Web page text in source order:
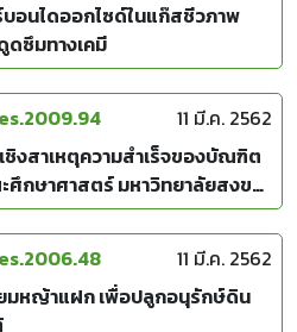
บอนไดออกไซด์ในแก๊สชีวภาพ
ดซึมทางเคมี
11 มี.ค. 2562
ชิงสาเหตุความสำเร็จของบัณฑิต
กษาศาสตร์ มหาวิทยาลัยสงขลา
ปัตตานี
11 มี.ค. 2562
มหญ้าแฝก เพื่อปลูกอนุรักษ์ดิน